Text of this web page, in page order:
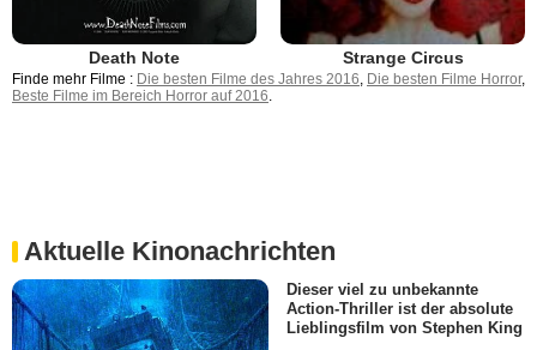
Death Note Strange Circus
Finde mehr Filme : Die besten Filme des Jahres 2016, Die besten Filme Horror,
Beste Filme im Bereich Horror auf 2016.
Aktuelle Kinonachrichten
Dieser viel zu unbekannte
Action-Thriller ist der absolute
Lieblingsfilm von Stephen King